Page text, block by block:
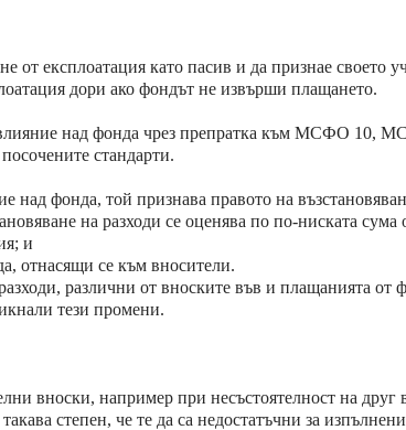
от експлоатация като пасив и да признае своето
дори ако фондът не извърши плащането.
влияние над фонда чрез препратка към МСФО 10,
стандарти.
над фонда, той признава правото на
на разходи се оценява по по-ниската сума
и
отнасящи се към вносители.
различни от вноските във и плащанията от
тези промени.
вноски, например при несъстоятелност на друг
степен, че те да са недостатъчни за